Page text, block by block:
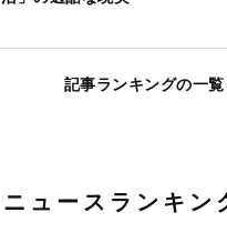
記事ランキングの一
ニュースランキン